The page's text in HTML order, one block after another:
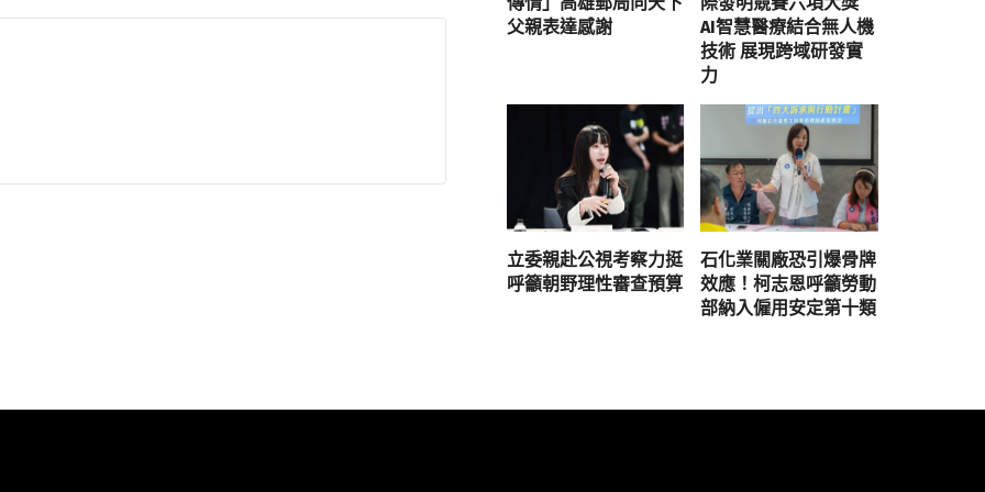
父親表達感謝
AI智慧醫療結合無人機
技術 展現跨域研發實
力
立委親赴公視考察力挺
呼籲朝野理性審查預算
石化業關廠恐引爆骨牌
效應！柯志恩呼籲勞動
部納入僱用安定第十類